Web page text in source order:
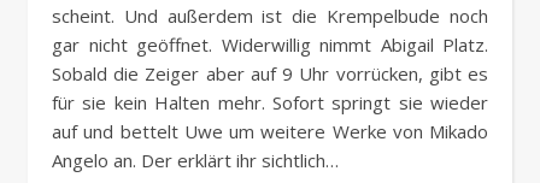
scheint. Und außerdem ist die Krempelbude noch
gar nicht geöffnet. Widerwillig nimmt Abigail Platz.
Sobald die Zeiger aber auf 9 Uhr vorrücken, gibt es
für sie kein Halten mehr. Sofort springt sie wieder
auf und bettelt Uwe um weitere Werke von Mikado
Angelo an. Der erklärt ihr sichtlich…